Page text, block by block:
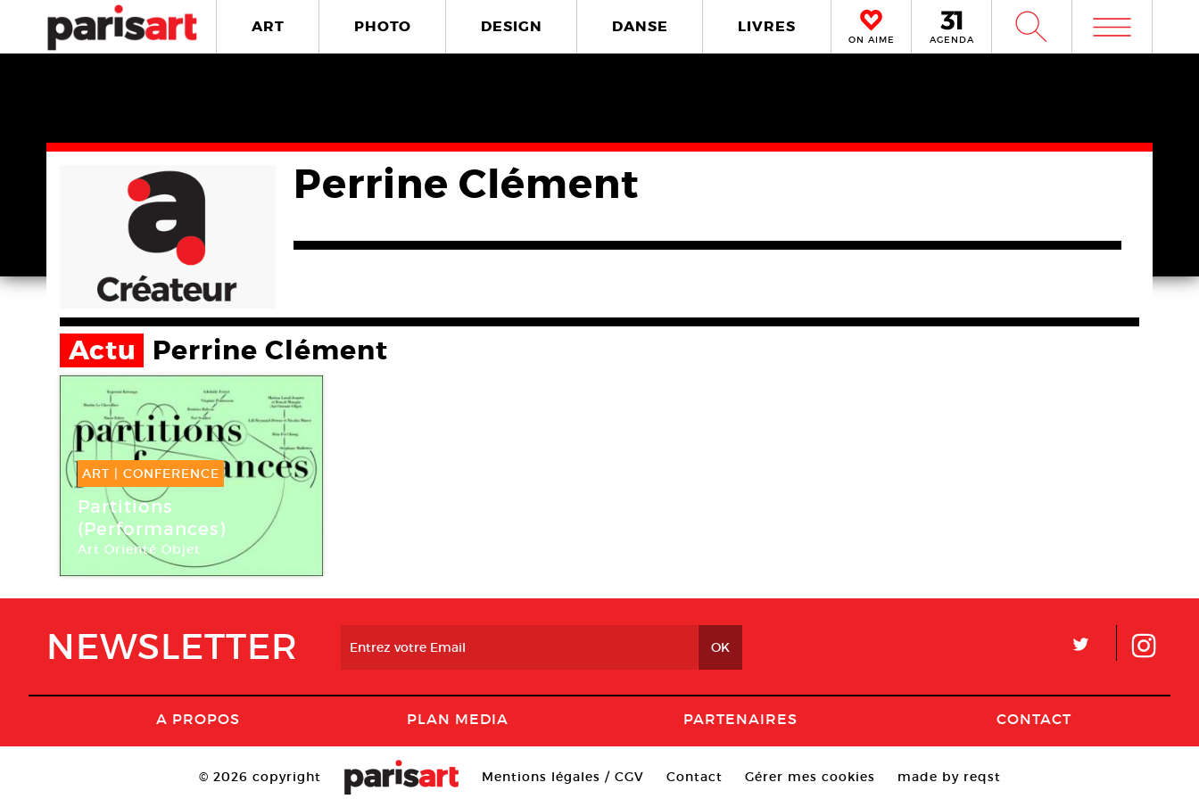
ART PHOTO DESIGN DANSE LIVRES
ON AIME AGENDA W m
Perrine Clément
Actu Perrine Clément
ART | CONFERENCE
27 Mai -27 Mai 2013
Partitions
(Performances)
Art Orienté Objet
Fondation d’entreprise Ricard
NEWSLETTER L
A PROPOS PLAN MEDIA PARTENAIRES CONTACT
© 2026 copyright Mentions légales / CGV Contact Gérer mes cookies made by reqst